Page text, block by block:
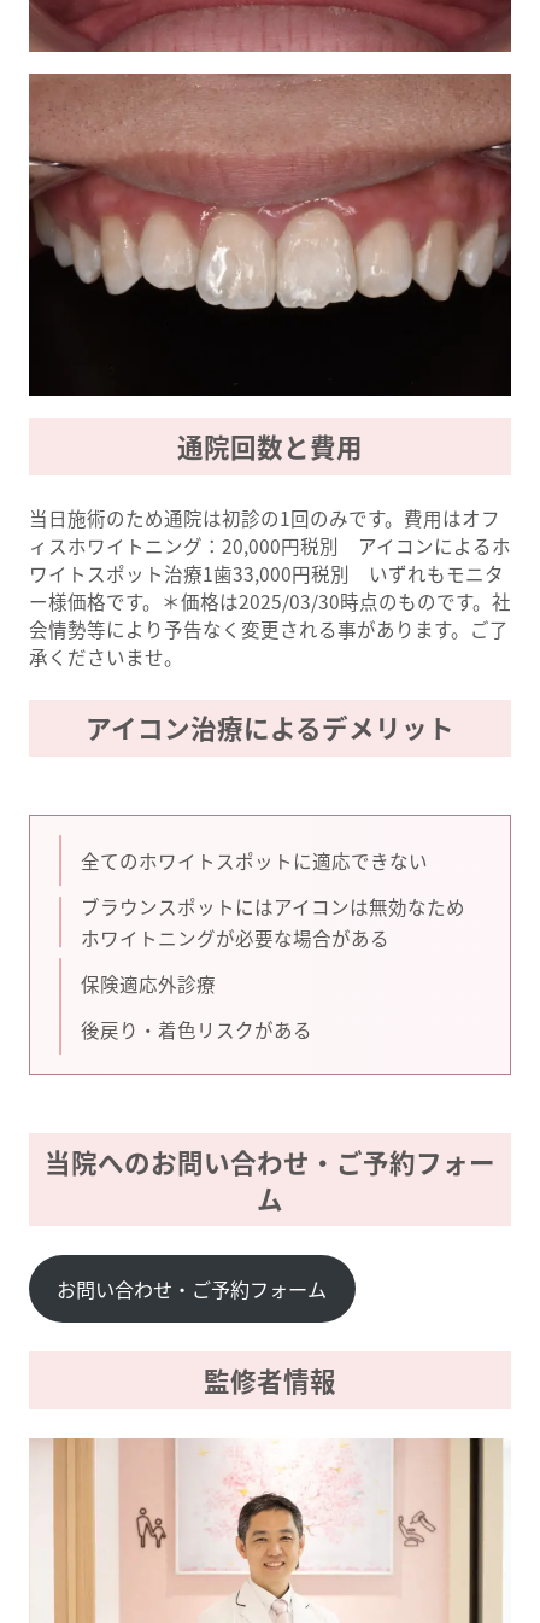
通院回数と費用
当日施術のため通院は初診の1回のみです。費用はオフ
ィスホワイトニング：20,000円税別 アイコンによるホ
ワイトスポット治療1歯33,000円税別 いずれもモニタ
ー様価格です。＊価格は2025/03/30時点のものです。社
会情勢等により予告なく変更される事があります。ご了
承くださいませ。
アイコン治療によるデメリット
全てのホワイトスポットに適応できない
ブラウンスポットにはアイコンは無効なため
ホワイトニングが必要な場合がある
保険適応外診療
後戻り・着色リスクがある
当院へのお問い合わせ・ご予約フォー
ム
お問い合わせ・ご予約フォーム
監修者情報